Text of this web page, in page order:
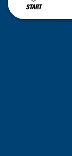
START